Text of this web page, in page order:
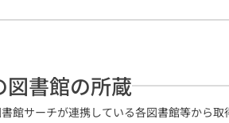
図書館の所蔵
館サーチが連携している各図書館等から取